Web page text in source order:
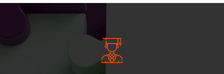
INSIDE INFORMATIE